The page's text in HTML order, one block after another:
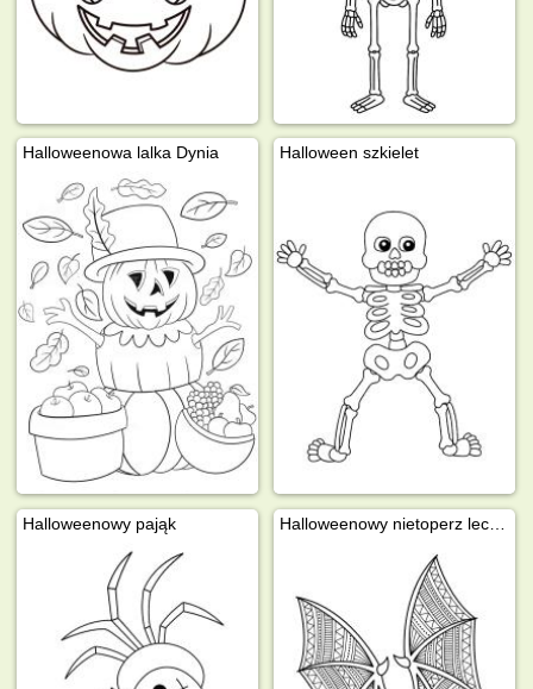
Halloweenowa lalka Dynia Halloween szkielet
Halloweenowy pająk